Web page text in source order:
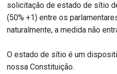
solicitação de estado de sítio
(50% +1) entre os
naturalmente, a medida não
O estado de sítio é um
nossa Constituição.